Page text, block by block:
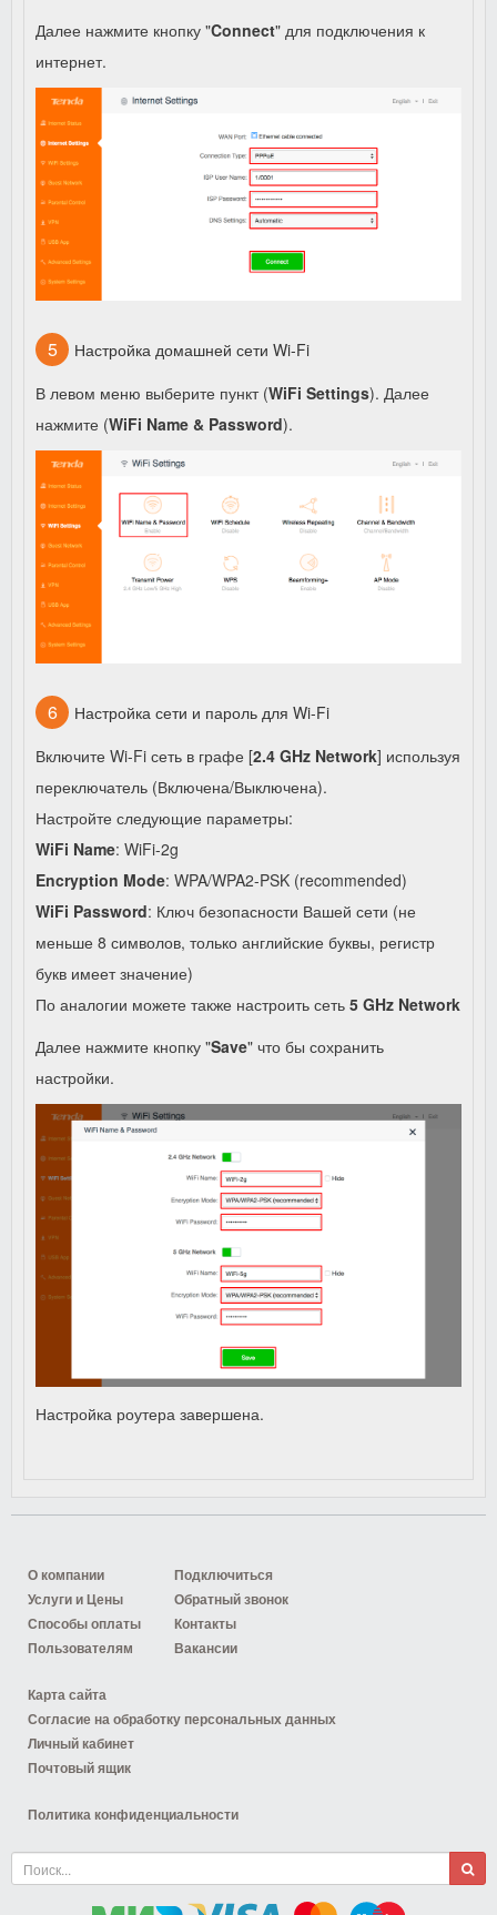
Далее нажмите кнопку "Connect" для подключения к
интернет.
Настройка домашней сети Wi-Fi
В левом меню выберите пункт (WiFi Settings). Далее
нажмите (WiFi Name & Password).
Настройка сети и пароль для Wi-Fi
Включите Wi-Fi сеть в графе [2.4 GHz Network] используя
переключатель (Включена/Выключена).
Настройте следующие параметры:
WiFi Name: WiFi-2g
Encryption Mode: WPA/WPA2-PSK (recommended)
WiFi Password: Ключ безопасности Вашей сети (не
меньше 8 символов, только английские буквы, регистр
букв имеет значение)
По аналогии можете также настроить сеть 5 GHz Network
Далее нажмите кнопку "Save" что бы сохранить
настройки.
Настройка роутера завершена.
О компании
Услуги и Цены
Способы оплаты
Пользователям
Подключиться
Обратный звонок
Контакты
Вакансии
Карта сайта
Согласие на обработку персональных данных
Личный кабинет
Почтовый ящик
Политика конфиденциальности